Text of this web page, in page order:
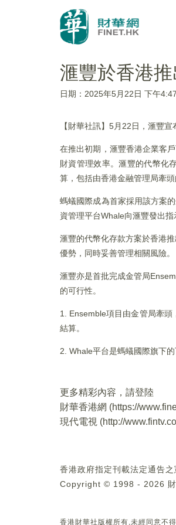
滙豐於香港
日期：2025年5月22日 下午4:47
【財華社訊】5月22日，滙豐
在推出初期，滙豐香港企業客
財資管理效率。滙豐的代幣化
算，包括由香港金融管理局牽頭
螞蟻國際成為首家採用該方案
資管理平台Whale向滙豐發出
滙豐的代幣化存款方案於香港
優勢，同時妥善管理相關風險。
滙豐亦是首批完成金管局
的可行性。
1. Ensemble項目由金管局牽
結算。
2. Whale平台是螞蟻國際旗下
更多精彩內容，請登陸
財華香港網 (https://
現代電視 (http://
香港政府指定刊載法定通告
Copyright © 1998 - 2026 財
香港財華社版權所有,未經同意不得